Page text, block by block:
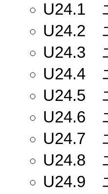
U24.1
U24.2
U24.3
U24.4
U24.5
U24.6
U24.7
U24.8
U24.9